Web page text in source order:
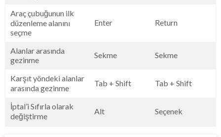
Araç çubuğunun ilk
düzenleme alanını
seçme
Enter Return
Alanlar arasında
gezinme
Sekme Sekme
Karşıt yöndeki alanlar
arasında gezinme
Tab + Shift Tab + Shift
İptal’i Sıfırla olarak
değiştirme
Alt Seçenek